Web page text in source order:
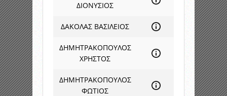
ΔΙΟΝΥΣΙΟΣ
ΔΑΚΟΛΑΣ ΒΑΣΙΛΕΙΟΣ
ΔΗΜΗΤΡΑΚΟΠΟΥΛΟΣ
ΧΡΗΣΤΟΣ
ΔΗΜΗΤΡΑΚΟΠΟΥΛΟΣ
ΦΩΤΙΟΣ